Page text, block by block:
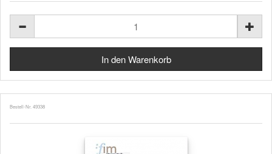
Bestell-Nr. 49338